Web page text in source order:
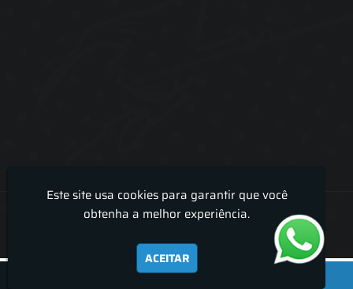
Lira Luz Decor - Cortinas sob medidas e persianas
Este site usa cookies para garantir que você
obtenha a melhor experiência.
ACEITAR